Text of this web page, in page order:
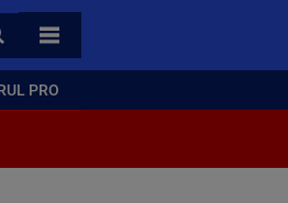
TOATE CATEGORIILE
PRO